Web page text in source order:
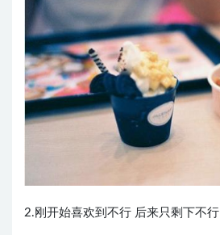
2.刚开始喜欢到不行 后来只剩下不行 ​​​​